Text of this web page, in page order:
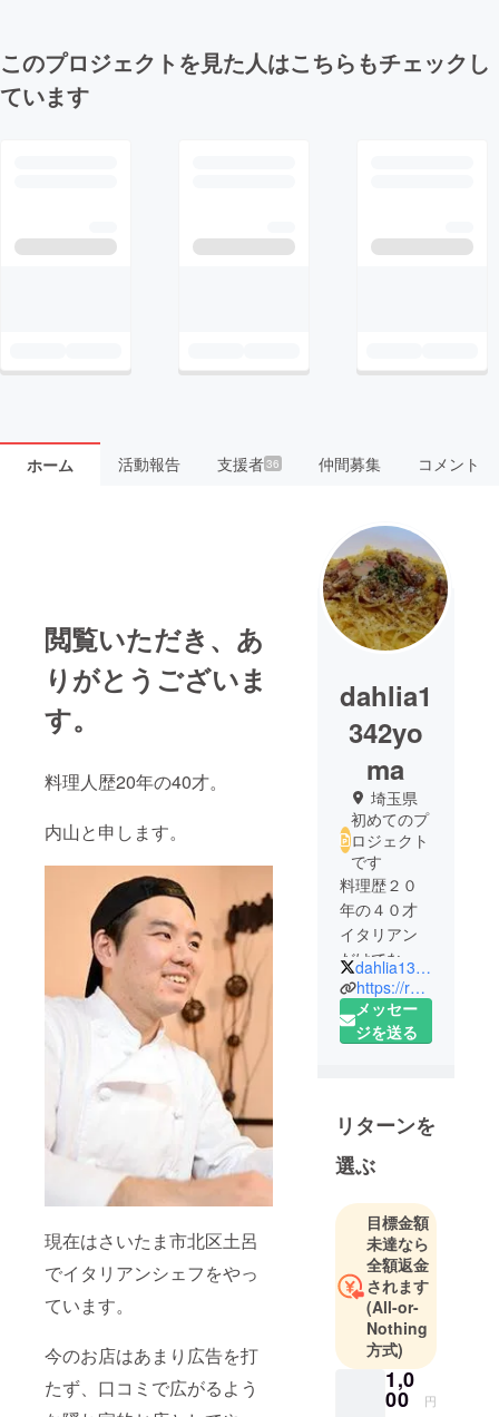
このプロジェクトを見た人はこちらもチェックし
ています
ホーム 活動報告 支援者36 仲間募集 コメント
閲覧いただき、あ
りがとうございま
す。
料理人歴20年の40才。
内山と申します。
現在はさいたま市北区土呂
でイタリアンシェフをやっ
ています。
今のお店はあまり広告を打
たず、口コミで広がるよう
dahlia1
342yo
ma
埼玉県
初めてのプ
ロジェクト
です
料理歴２０
年の４０才
イタリアン
だけでな
く、和も中
華料理も経
験。
話するのが
dahlia1342yoma
https://retty.me/area/PRE11/ARE53/SUB5301/100001260366/
メッセー
ジを送る
リターンを
選ぶ
目標金額
未達なら
全額返金
されます
(All-or-
Nothing
方式)
1,0
00 円